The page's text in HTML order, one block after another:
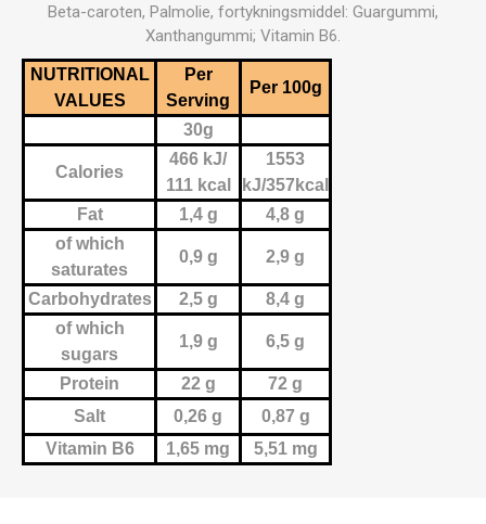
Beta-caroten, Palmolie, fortykningsmiddel: Guargummi,
Xanthangummi; Vitamin B6.
NUTRITIONAL
VALUES
Per
Serving
Per 100g
30g
Calories
466 kJ/
111 kcal
1553
kJ/357kcal
Fat
1,4 g
4,8 g
of which
saturates
0,9 g 2,9 g
Carbohydrates 2,5 g
8,4 g
of which
sugars
1,9 g 6,5 g
Protein 22 g
72 g
Salt
0,26 g
0,87 g
Vitamin B6
1,65 mg 5,51 mg